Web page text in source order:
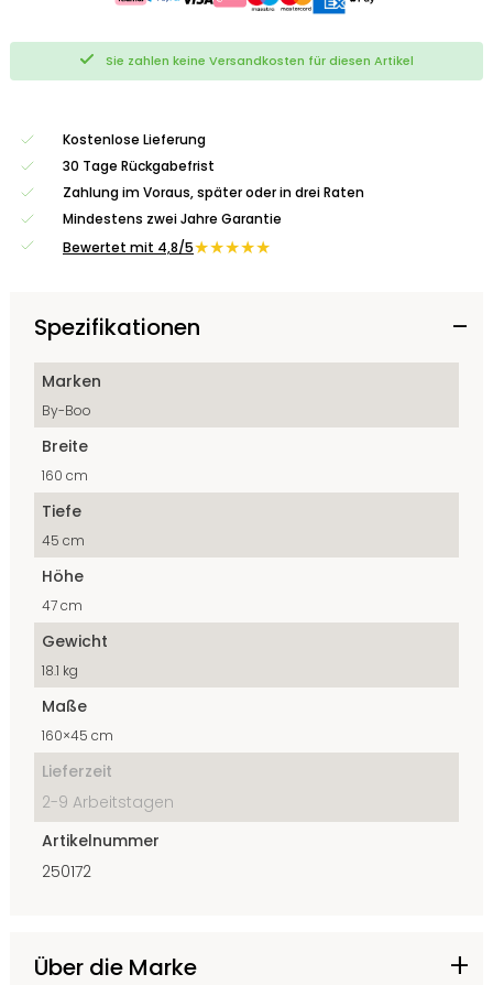
Sie zahlen keine Versandkosten für diesen Artikel
Kostenlose Lieferung
30 Tage Rückgabefrist
Zahlung im Voraus, später oder in drei Raten
Mindestens zwei Jahre Garantie
Bewertet mit 4,8/5★★★★★
Spezifikationen
Marken
By-Boo
Breite
160 cm
Tiefe
45 cm
Höhe
47 cm
Gewicht
18.1 kg
Maße
160×45 cm
Lieferzeit
2-9 Arbeitstagen
Artikelnummer
250172
Über die Marke